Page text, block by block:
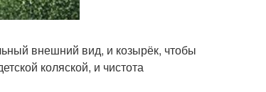
внешний вид, и козырёк, чтобы
коляской, и чистота